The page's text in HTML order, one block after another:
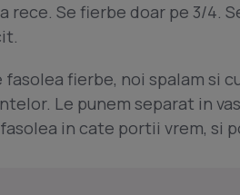
rece. Se fierbe doar pe 3/4.
fasolea fierbe, noi spalam si
Le punem separat in
in cate portii vrem, si